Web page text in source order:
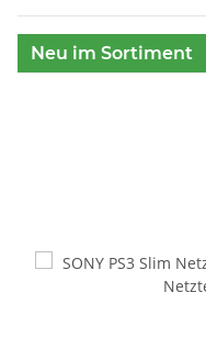
Neu im Sortiment